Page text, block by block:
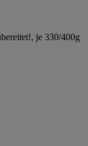
je 330/400g